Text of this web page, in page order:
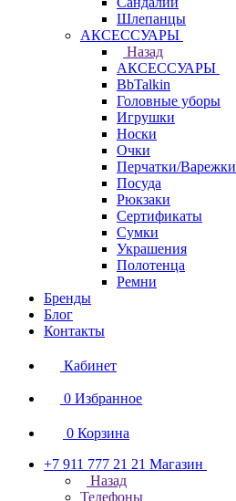
Шлепанцы
АКСЕССУАРЫ
Назад
АКСЕССУАРЫ
BbTalkin
Головные уборы
Игрушки
Носки
Очки
Перчатки/Варежки
Посуда
Рюкзаки
Сертификаты
Сумки
Украшения
Полотенца
Ремни
Бренды
Блог
Контакты
Кабинет
0 Избранное
0 Корзина
+7 911 777 21 21 Магазин
Назад
Телефоны